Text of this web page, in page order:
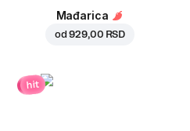
Mađarica
od929,00 RSD
hit